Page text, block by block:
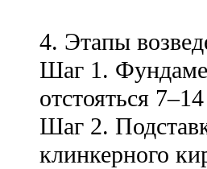
4. Этапы
Шаг 1.
отстояться
Шаг 2.
клинкерного